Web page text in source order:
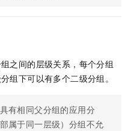
之间的层级关系，每个分组
组下可以有多个二级分组。
有相同父分组的应用分
属于同一层级）分组不允